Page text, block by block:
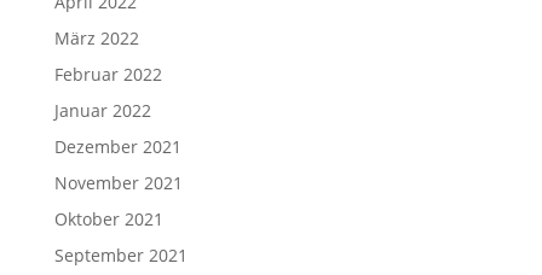
März 2022
Februar 2022
Januar 2022
Dezember 2021
November 2021
Oktober 2021
September 2021